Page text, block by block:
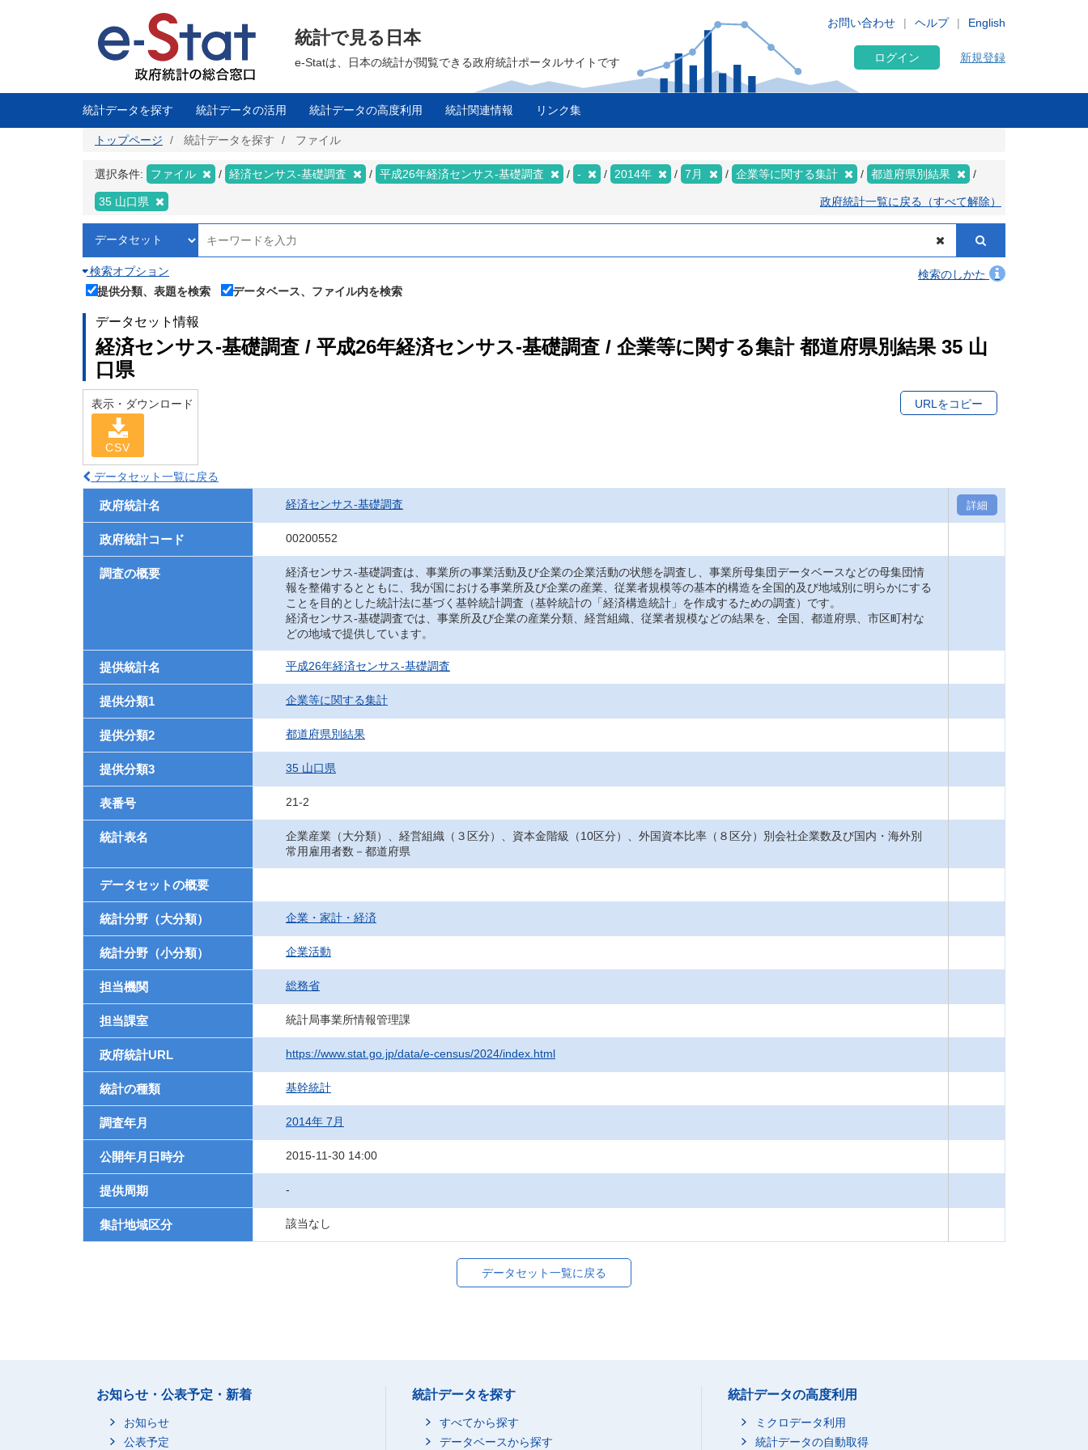
に
English
お問い合わせ ヘルプ
統計で見る日本
e-Statは、日本の統計が閲覧できる政府統計ポータルサイトです ログイン 新規登録
統計データを探す 統計データの活用 統計データの高度利用 統計関連情報 リンク集
トップページ 統計データを探す ファイル
選択条件: ファイル 経済センサス‐基礎調査 平成26年経済センサス‐基礎調査 - 2014年 7月 企業等に関する集計 都道府県別結果
35 山口県 政府統計一覧に戻る（すべて解除）
検索オプション
検索のしかた
提供分類、表題を検索
データベース、ファイル内を検索
データセット情報
経済センサス‐基礎調査 / 平成26年経済センサス‐基礎調査 / 企業等に関する集計 都道府県別結果 35 山
口県
表示・ダウンロード
CSV
URLをコピー
データセット一覧に戻る
政府統計名 経済センサス‐基礎調査 詳細
政府統計コード 00200552
調査の概要
経済センサス‐基礎調査は、事業所の事業活動及び企業の企業活動の状態を調査し、事業所母集団データベースなどの母集団情
報を整備するとともに、我が国における事業所及び企業の産業、従業者規模等の基本的構造を全国的及び地域別に明らかにする
ことを目的とした統計法に基づく基幹統計調査（基幹統計の「経済構造統計」を作成するための調査）です。
経済センサス‐基礎調査では、事業所及び企業の産業分類、経営組織、従業者規模などの結果を、全国、都道府県、市区町村な
どの地域で提供しています。
提供統計名 平成26年経済センサス‐基礎調査
提供分類1 企業等に関する集計
提供分類2 都道府県別結果
提供分類3 35 山口県
表番号 21-2
統計表名
企業産業（大分類）、経営組織（３区分）、資本金階級（10区分）、外国資本比率（８区分）別会社企業数及び国内・海外別
常用雇用者数－都道府県
データセットの概要
統計分野（大分類） 企業・家計・経済
統計分野（小分類） 企業活動
担当機関 総務省
担当課室 統計局事業所情報管理課
政府統計URL https://www.stat.go.jp/data/e-census/2024/index.html
統計の種類 基幹統計
調査年月 2014年 7月
公開年月日時分 2015-11-30 14:00
提供周期 -
集計地域区分 該当なし
データセット一覧に戻る
お知らせ・公表予定・新着
お知らせ
公表予定
統計データを探す
すべてから探す
データベースから探す
統計データの高度利用
ミクロデータ利用
統計データの自動取得